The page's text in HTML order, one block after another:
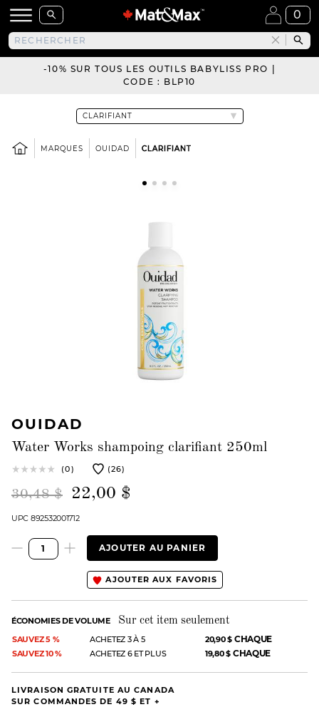
0
-10% SUR TOUS LES OUTILS BABYLISS PRO |
CODE : BLP10
MARQUES OUIDAD CLARIFIANT
OUIDAD
Water Works shampoing clarifiant 250ml
(0) (26)
30,48 $ 22,00 $
UPC 892532001712
AJOUTER AU PANIER
AJOUTER AUX FAVORIS
ÉCONOMIES DE VOLUME Sur cet item seulement
SAUVEZ 5 % ACHETEZ 3 À 5 20,90 $ CHAQUE
SAUVEZ 10 % ACHETEZ 6 ET PLUS 19,80 $ CHAQUE
LIVRAISON GRATUITE AU CANADA
SUR COMMANDES DE 49 $ ET +